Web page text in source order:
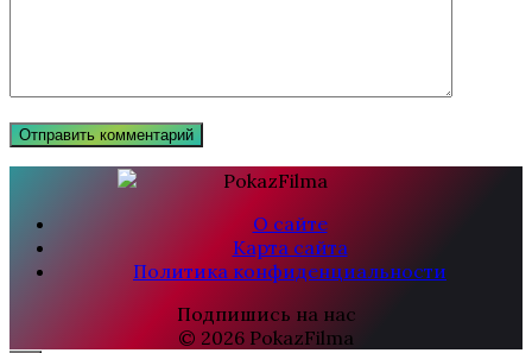
О сайте
Карта сайта
Политика конфиденциальности
Подпишись на нас
© 2026 PokazFilma